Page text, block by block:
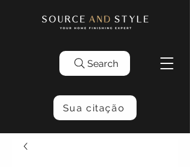
Search
Sua citação